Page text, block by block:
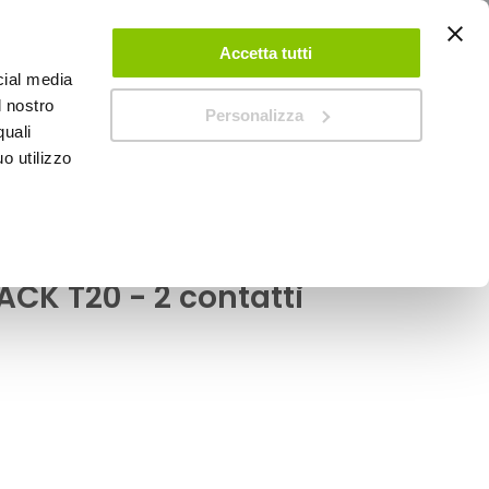
media
nostro
utilizzo
Accetta tutti
Personalizza
ACCEDI CREA UN ACCOUNT CONTATTACI
T20 - 2 contatti